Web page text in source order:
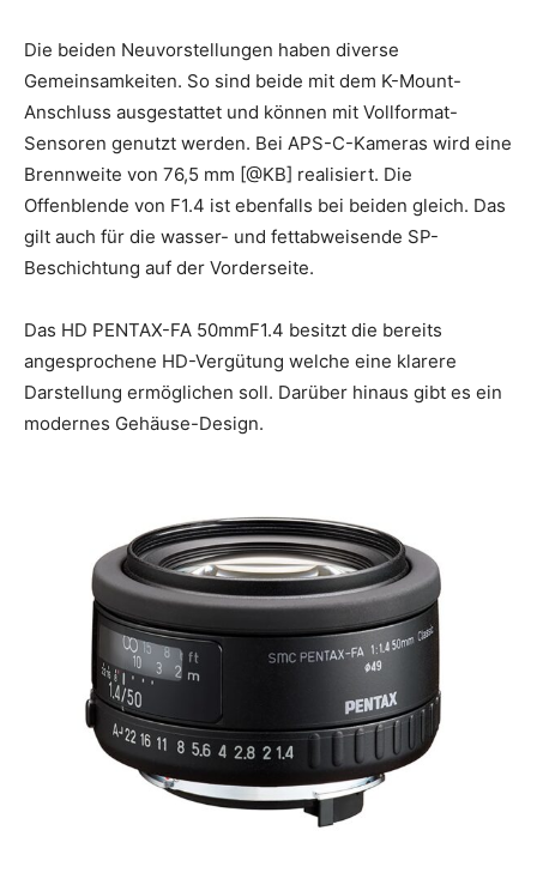
Die beiden Neuvorstellungen haben diverse
Gemeinsamkeiten. So sind beide mit dem K-Mount-
Anschluss ausgestattet und können mit Vollformat-
Sensoren genutzt werden. Bei APS-C-Kameras wird eine
Brennweite von 76,5 mm [@KB] realisiert. Die
Offenblende von F1.4 ist ebenfalls bei beiden gleich. Das
gilt auch für die wasser- und fettabweisende SP-
Beschichtung auf der Vorderseite.
Das HD PENTAX-FA 50mmF1.4 besitzt die bereits
angesprochene HD-Vergütung welche eine klarere
Darstellung ermöglichen soll. Darüber hinaus gibt es ein
modernes Gehäuse-Design.